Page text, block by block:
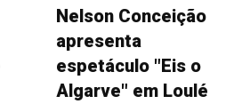
Nelson Conceição
apresenta
espetáculo "Eis o
Algarve" em Loulé